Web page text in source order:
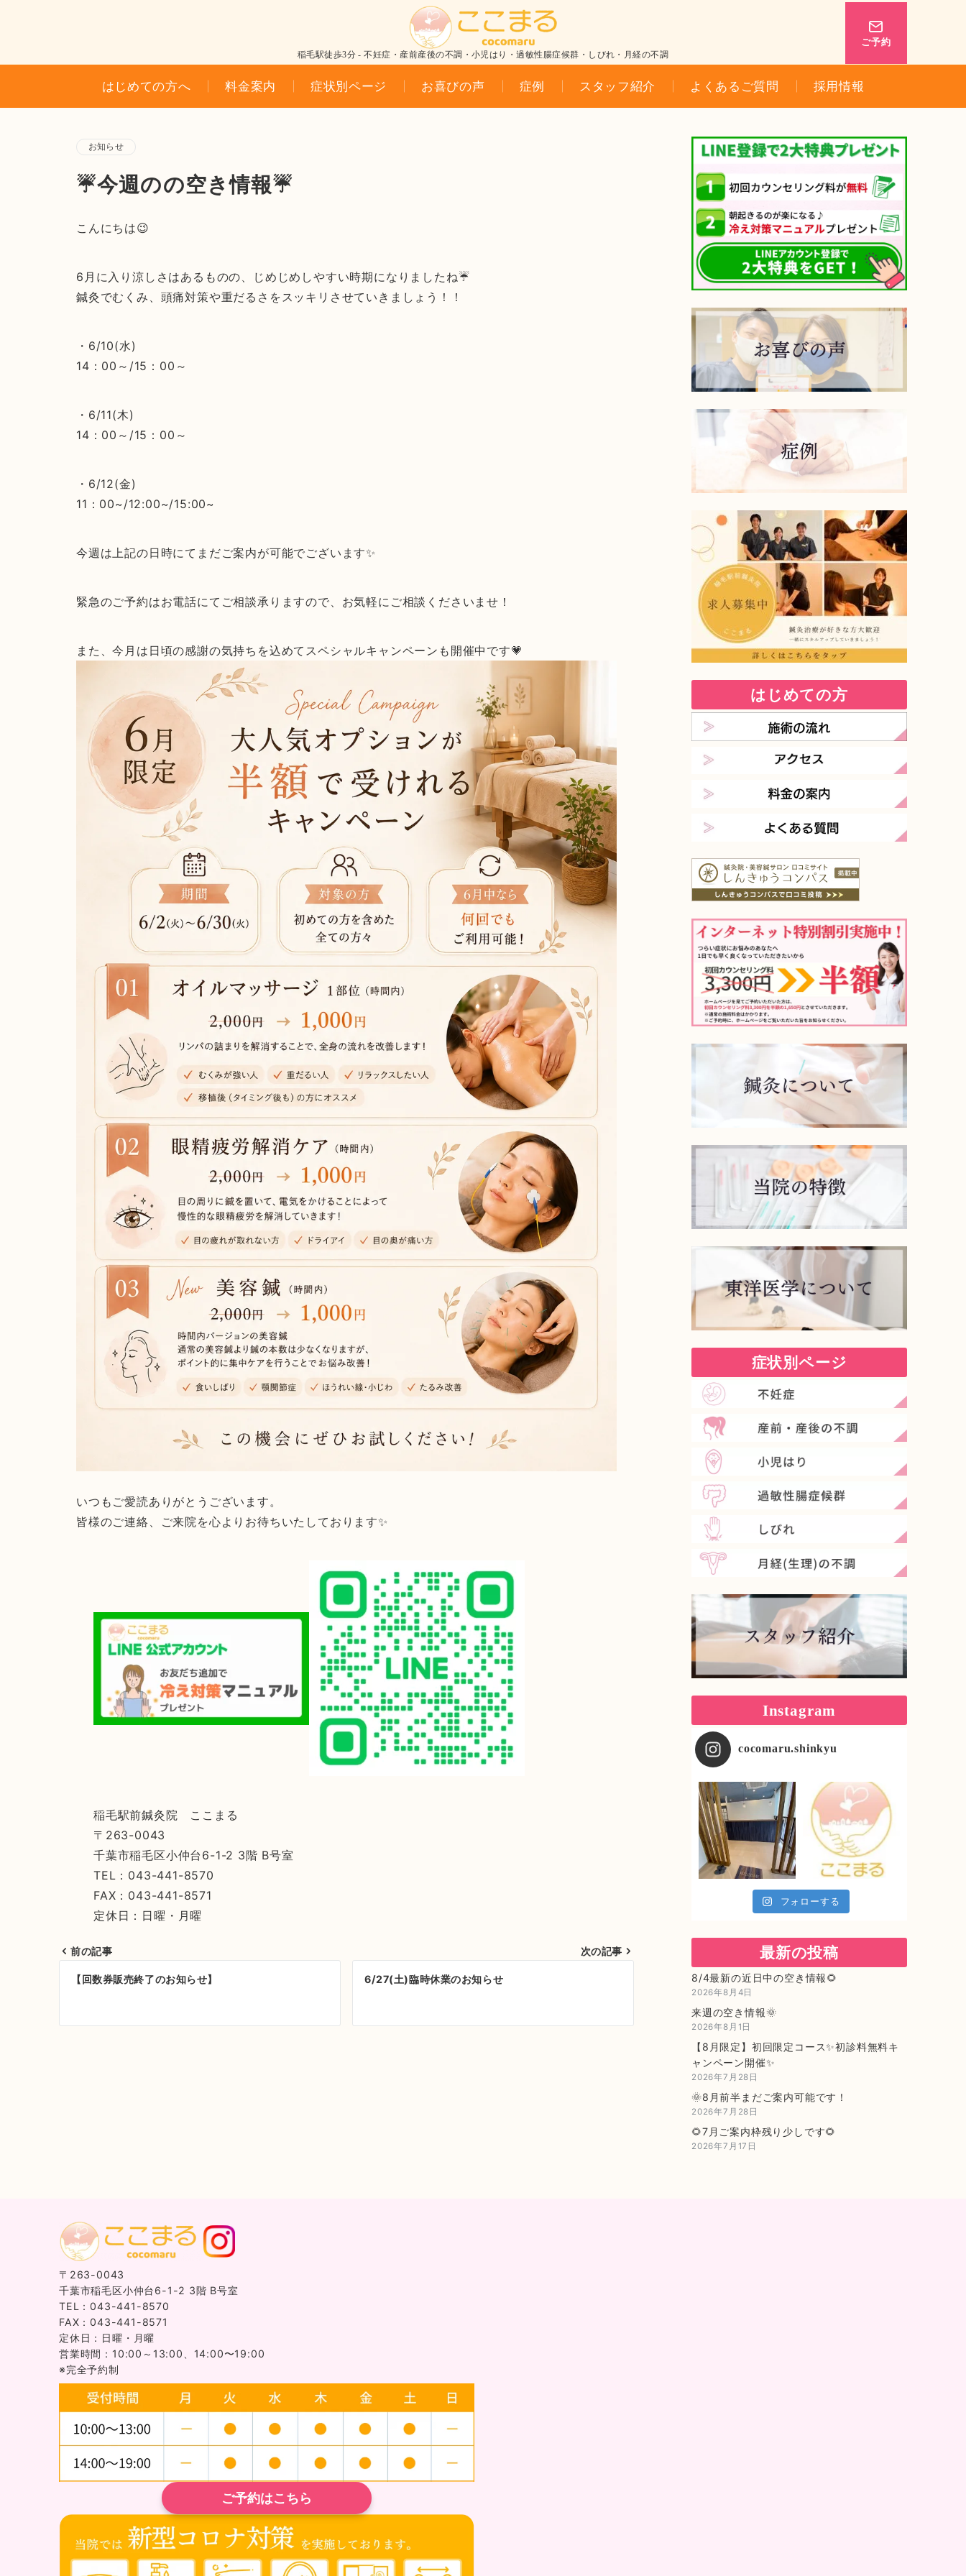
稲毛駅徒歩3分 - 不妊症・産前産後の不調・小児はり・過敏性腸症候群・しびれ・月経の不調
ご予約
はじめての方へ 料金案内 症状別ページ お喜びの声 症例 スタッフ紹介 よくあるご質問 採用情報
お知らせ
☔今週のの空き情報☔
こんにちは😉
6月に入り涼しさはあるものの、じめじめしやすい時期になりましたね☔
鍼灸でむくみ、頭痛対策や重だるさをスッキリさせていきましょう！！
・6/10(水)
14：00～/15：00～
・6/11(木)
14：00～/15：00～
・6/12(金)
11：00~/12:00~/15:00~
今週は上記の日時にてまだご案内が可能でございます✨
緊急のご予約はお電話にてご相談承りますので、お気軽にご相談くださいませ！
また、今月は日頃の感謝の気持ちを込めてスペシャルキャンペーンも開催中です💗
いつもご愛読ありがとうございます。
皆様のご連絡、ご来院を心よりお待ちいたしております✨
稲毛駅前鍼灸院 ここまる
〒263-0043
千葉市稲毛区小仲台6-1-2 3階 B号室
TEL：043-441-8570
FAX：043-441-8571
定休日：日曜・月曜
前の記事
【回数券販売終了のお知らせ】
次の記事
6/27(土)臨時休業のお知らせ
はじめての方
症状別ページ
Instagram
cocomaru.shinkyu
フォローする
最新の投稿
8/4最新の近日中の空き情報🌻
2026年8月4日
来週の空き情報🌞
2026年8月1日
【8月限定】初回限定コース✨初診料無料キ
ャンペーン開催✨
2026年7月28日
🌞8月前半まだご案内可能です！
2026年7月28日
🌻7月ご案内枠残り少しです🌻
2026年7月17日
〒263-0043
千葉市稲毛区小仲台6-1-2 3階 B号室
TEL：043-441-8570
FAX：043-441-8571
定休日：日曜・月曜
営業時間：10:00～13:00、14:00〜19:00
※完全予約制
ご予約はこちら